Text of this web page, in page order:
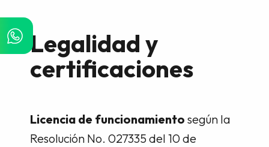
Legalidad y
certificaciones
Licencia de funcionamiento según la
Resolución No. 027335 del 10 de